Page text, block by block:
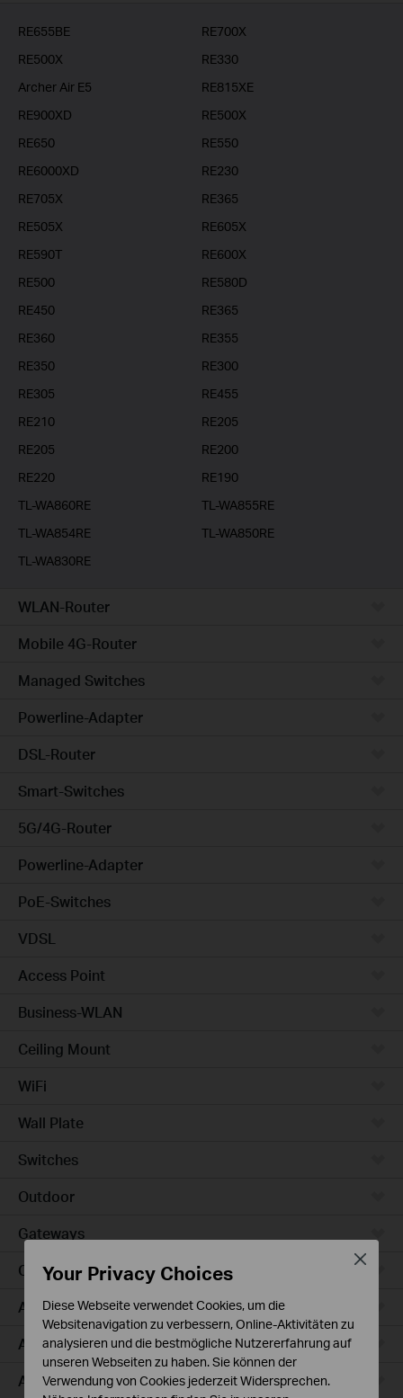
RE655BE
RE700X
RE500X
RE330
Archer Air E5
RE815XE
RE900XD
RE500X
RE650
RE550
RE6000XD
RE230
RE705X
RE365
RE505X
RE605X
RE590T
RE600X
RE500
RE580D
RE450
RE365
RE360
RE355
RE350
RE300
RE305
RE455
RE210
RE205
RE205
RE200
RE220
RE190
TL-WA860RE
TL-WA855RE
TL-WA854RE
TL-WA850RE
TL-WA830RE
WLAN-Router
Mobile 4G-Router
Managed Switches
Powerline-Adapter
DSL-Router
Smart-Switches
5G/4G-Router
Powerline-Adapter
PoE-Switches
VDSL
Access Point
Business-WLAN
Ceiling Mount
WiFi
Wall Plate
Switches
Outdoor
Gateways
Campus
Access Max
Aggregation
Access Plus
Your Privacy Choices
Diese Webseite verwendet Cookies, um die
Websitenavigation zu verbessern, Online-Aktivitäten zu
analysieren und die bestmögliche Nutzererfahrung auf
unseren Webseiten zu haben. Sie können der
Verwendung von Cookies jederzeit Widersprechen.
Close